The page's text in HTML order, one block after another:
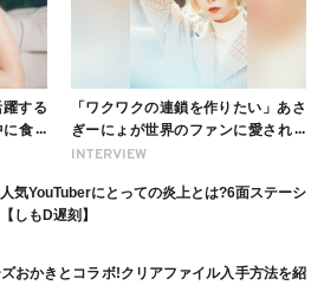
する
食べ
入に
INTERVIEW
「ワクワクの連鎖を作りたい」あさ
ぎーにょが世界のファンに愛される
理由【インタビュー】
人気YouTuberにとっての炎上とは?6面ステーシ
しもD遅刻】
おかきとコラボ!クリアファイル入手方法を紹